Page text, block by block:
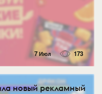
7 Июл 173
новый рекламный